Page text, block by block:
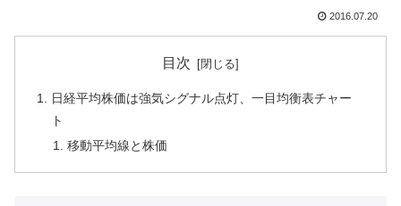
2016.07.20
目次
日経平均株価は強気シグナル点灯、一目均衡表チャー
ト
移動平均線と株価